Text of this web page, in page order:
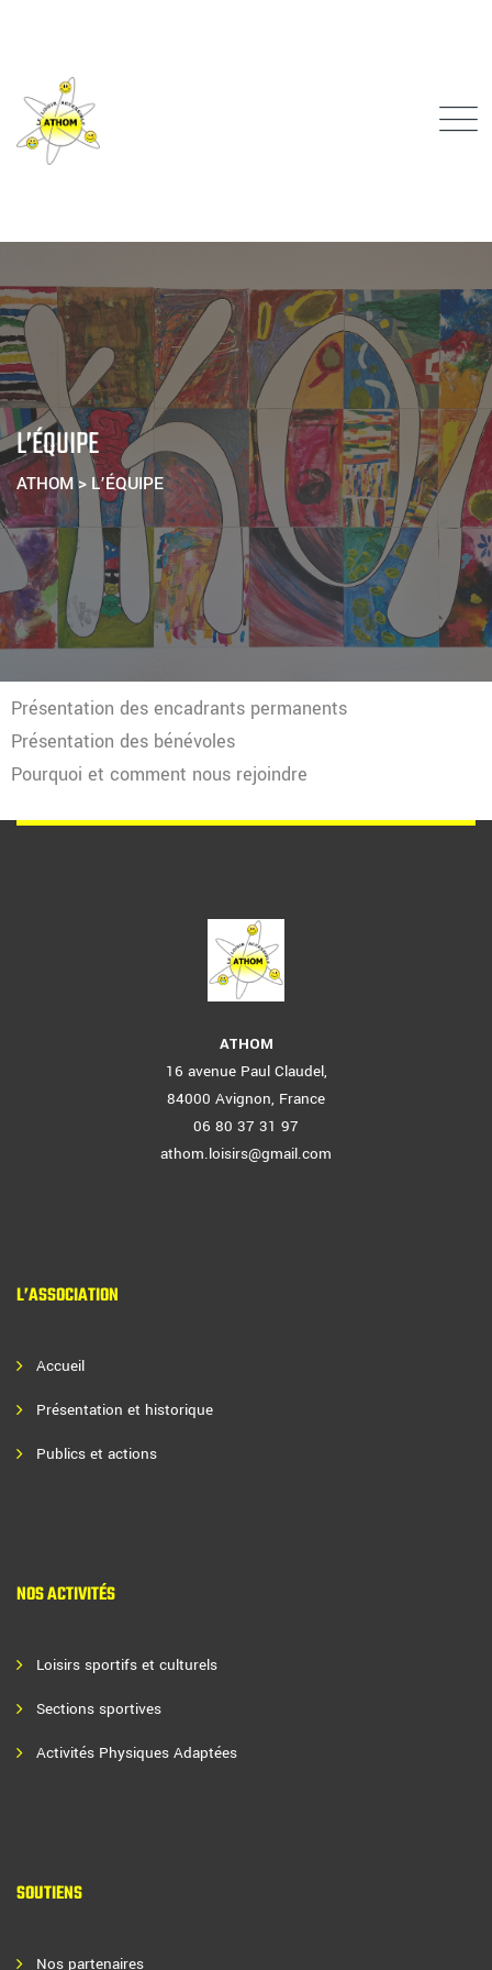
L’ÉQUIPE
ATHOM> L’ÉQUIPE
Présentation des encadrants permanents
Présentation des bénévoles
Pourquoi et comment nous rejoindre
ATHOM
16 avenue Paul Claudel,
84000 Avignon, France
06 80 37 31 97
athom.loisirs@gmail.com
L’ASSOCIATION
Accueil
Présentation et historique
Publics et actions
NOS ACTIVITÉS
Loisirs sportifs et culturels
Sections sportives
Activités Physiques Adaptées
SOUTIENS
Nos partenaires